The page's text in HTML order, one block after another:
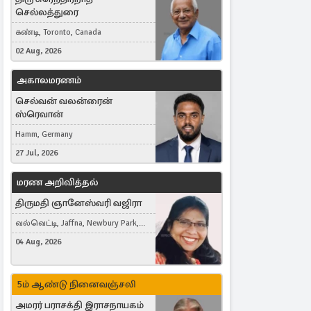
செல்லத்துரை
கண்டி, Toronto, Canada
02 Aug, 2026
அகாலமரணம்
செல்வன் வலன்ரைன்
ஸ்ரெவான்
Hamm, Germany
27 Jul, 2026
மரண அறிவித்தல்
திருமதி ஞானேஸ்வரி வஜிரா
வல்வெட்டி, Jaffna, Newbury Park,
United Kingdom
04 Aug, 2026
5ம் ஆண்டு நினைவஞ்சலி
அமரர் பராசக்தி இராசநாயகம்